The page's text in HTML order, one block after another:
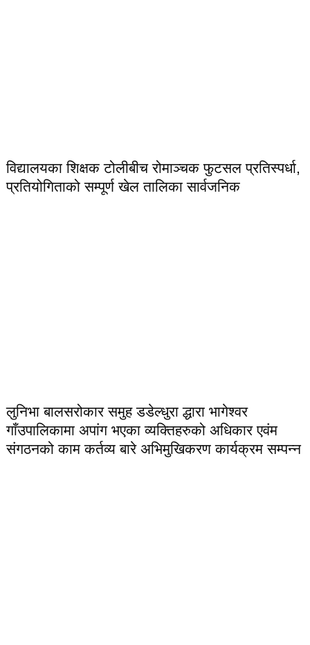
विद्यालयका शिक्षक टोलीबीच रोमाञ्चक फुटसल प्रतिस्पर्धा,
प्रतियोगिताको सम्पूर्ण खेल तालिका सार्वजनिक
लुनिभा बालसरोकार समुह डडेल्धुरा द्धारा भागेश्वर
गाँउपालिकामा अपांग भएका व्यक्तिहरुको अधिकार एवंम
संगठनको काम कर्तव्य बारे अभिमुखिकरण कार्यक्रम सम्पन्न